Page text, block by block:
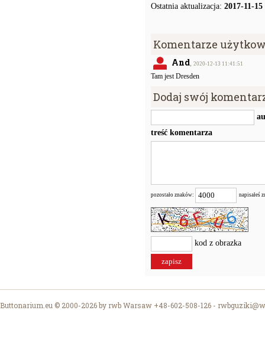
Ostatnia aktualizacja: 2017-11-15
Komentarze
And, 2020-12-13 11:41:51
Tam jest Dresden
Dodaj swój
treść komentarza
pozostało znaków: napisałeś
kod z obrazka
Buttonarium.eu © 2000-2026 by rwb Warsaw +48-602-508-126 -